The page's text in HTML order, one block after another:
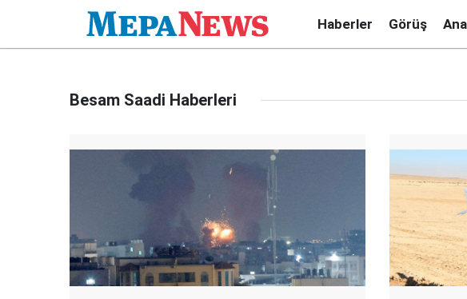
Haberler Görüş
Besam Saadi Haberleri